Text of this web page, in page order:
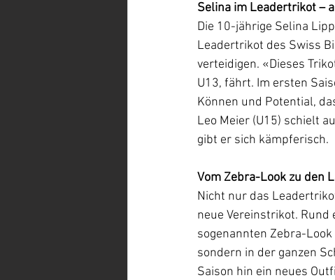
Selina im Leadertrikot –
Die 10-jährige Selina
Leadertrikot des Swiss
verteidigen. «Dieses
U13, fährt. Im ersten
Können und Potential,
Leo Meier (U15) schielt
gibt er sich kämpferisch.
Vom Zebra-Look zu den
Nicht nur das
neue Vereinstrikot.
sogenannten Zebra-
sondern in der ganzen
Saison hin ein neues